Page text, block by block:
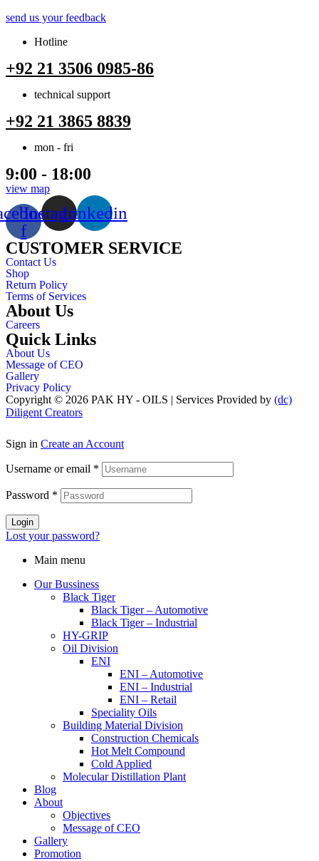
send us your feedback
Hotline
+92 21 3506 0985-86
technical support
+92 21 3865 8839
mon - fri
9:00 - 18:00
view map
f
InstagramLinkedin
CUSTOMER SERVICE
Contact Us
Shop
Return Policy
Terms of Services
About Us
Careers
Quick Links
About Us
Message of CEO
Gallery
Privacy Policy
Copyright © 2026 PAK HY - OILS | Services Provided by (dc)
Diligent Creators
Sign in Create an Account
Username or email *
Password *
Login
Lost your password?
Main menu
Our Bussiness
Black Tiger
Black Tiger – Automotive
Black Tiger – Industrial
HY-GRIP
Oil Division
ENI
ENI – Automotive
ENI – Industrial
ENI – Retail
Speciality Oils
Building Material Division
Construction Chemicals
Hot Melt Compound
Cold Applied
Molecular Distillation Plant
Blog
About
Objectives
Message of CEO
Gallery
Promotion